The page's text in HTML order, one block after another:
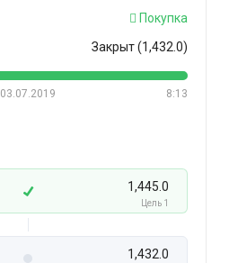
Покупка
Закрыт (1,432.0)
8:13
03.07.2019
1,445.0
Цель 1
1,432.0